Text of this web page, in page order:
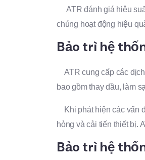
ATR đánh giá hiệu
chúng hoạt động hiệu
Bảo trì hệ
ATR cung cấp các
bao gồm thay dầu, làm
Khi phát hiện các vấn
hỏng và cải tiến thiết bị.
Bảo trì hệ